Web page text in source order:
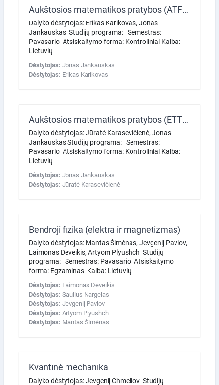
Aukštosios matematikos pratybos (ATFV) 2026 pavasaris
Dalyko dėstytojas: Erikas Karikovas, Jonas
Jankauskas Studijų programa: Semestras:
Pavasario Atsiskaitymo forma: Kontroliniai Kalba:
Lietuvių
Dėstytojas: Jonas Jankauskas
Dėstytojas: Erikas Karikovas
Aukštosios matematikos pratybos (ETT) 2026 pavasaris
Dalyko dėstytojas: Jūratė Karasevičienė, Jonas
Jankauskas Studijų programa: Semestras:
Pavasario Atsiskaitymo forma: Kontroliniai Kalba:
Lietuvių
Dėstytojas: Jonas Jankauskas
Dėstytojas: Jūratė Karasevičienė
Bendroji fizika (elektra ir magnetizmas)
Dalyko dėstytojas: Mantas Šimėnas, Jevgenij Pavlov,
Laimonas Deveikis, Artyom Plyushch Studijų
programa: Semestras: Pavasario Atsiskaitymo
forma: Egzaminas Kalba: Lietuvių
Dėstytojas: Laimonas Deveikis
Dėstytojas: Saulius Nargelas
Dėstytojas: Jevgenij Pavlov
Dėstytojas: Artyom Plyushch
Dėstytojas: Mantas Šimėnas
Kvantinė mechanika
Dalyko dėstytojas: Jevgenij Chmeliov Studijų